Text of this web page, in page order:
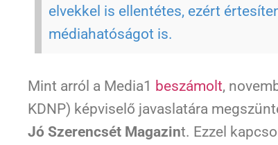
elvekkel is ellentétes, ezért
médiahatóságot is.
Mint arról a Media1 beszámolt,
KDNP) képviselő javaslatára
Jó Szerencsét Magazint. Ezzel